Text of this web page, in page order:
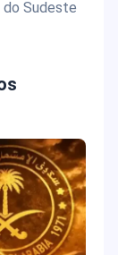
do Sudeste